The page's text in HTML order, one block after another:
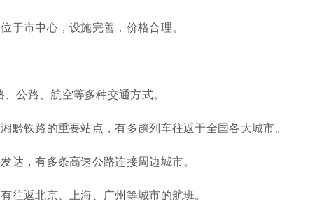
位于市中心，设施完善，价格合理。
公路、航空等多种交通方式。
黔铁路的重要站点，有多趟列车往返于全国各大城市。
达，有多条高速公路连接周边城市。
往返北京、上海、广州等城市的航班。